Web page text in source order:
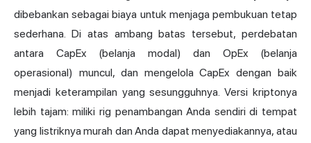
dibebankan sebagai biaya untuk menjaga pembukuan tetap
sederhana. Di atas ambang batas tersebut, perdebatan
antara CapEx (belanja modal) dan OpEx (belanja
operasional) muncul, dan mengelola CapEx dengan baik
menjadi keterampilan yang sesungguhnya. Versi kriptonya
lebih tajam: miliki rig penambangan Anda sendiri di tempat
yang listriknya murah dan Anda dapat menyediakannya, atau